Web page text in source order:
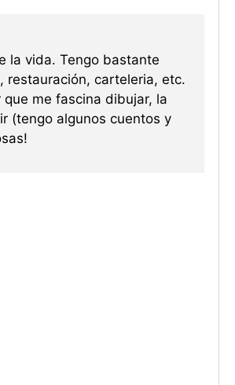
la vida. Tengo bastante
restauración, carteleria, etc.
me fascina dibujar, la
(tengo algunos cuentos y